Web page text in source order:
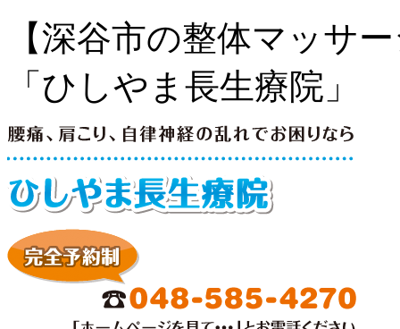
【深谷市の整体マッサ
「ひしやま長生療院」